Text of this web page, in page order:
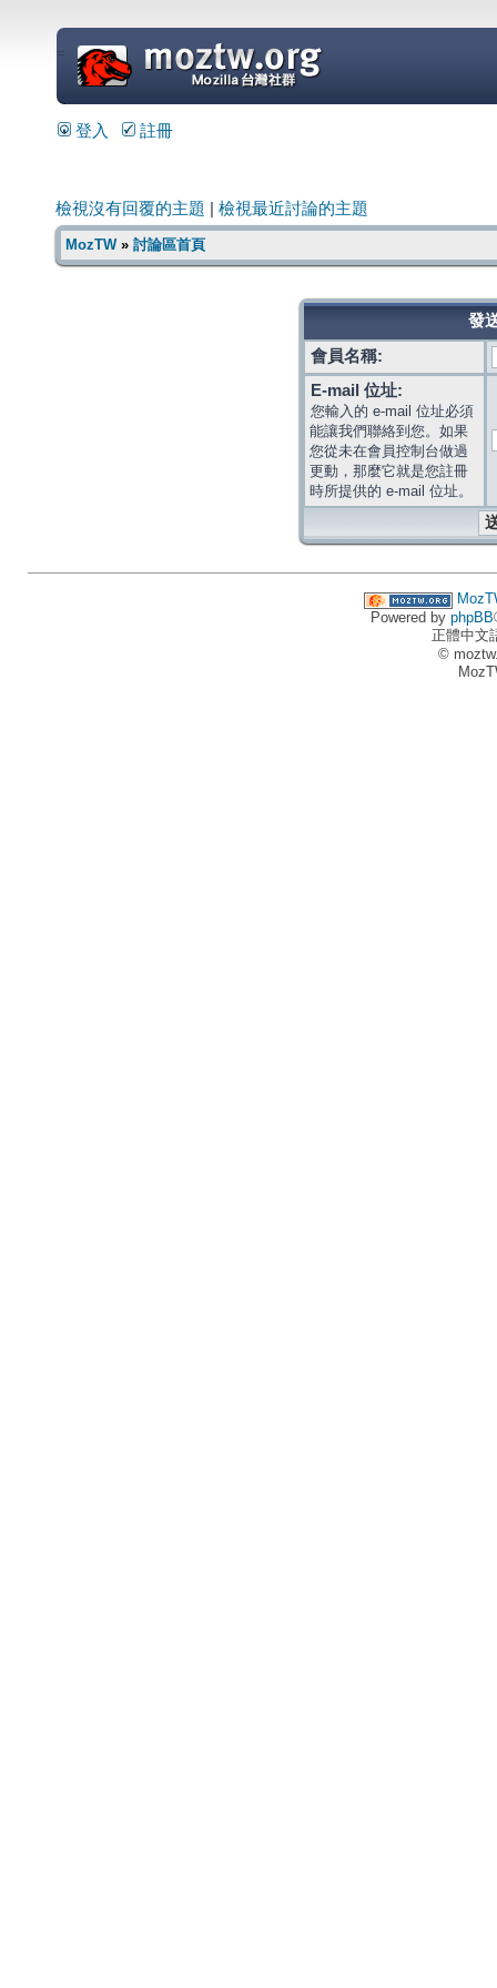
=
登入 註冊
檢視沒有回覆的主題 檢視最近討論的主題
MozTW» 討論區首頁
發
會員名稱:
E-mail 位址:
您輸入的 e-mail 位址必須
能讓我們聯絡到您。如果
您從未在會員控制台做過
更動，那麼它就是您註冊
時所提供的 e-mail 位址。
Powered by phpBB
正體中文
©